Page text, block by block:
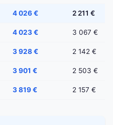
4 026 € 2 211 €
4 023 € 3 067 €
3 928 € 2 142 €
3 901 € 2 503 €
3 819 € 2 157 €